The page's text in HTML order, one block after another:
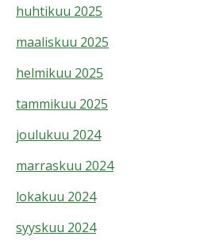
huhtikuu 2025
maaliskuu 2025
helmikuu 2025
tammikuu 2025
joulukuu 2024
marraskuu 2024
lokakuu 2024
syyskuu 2024